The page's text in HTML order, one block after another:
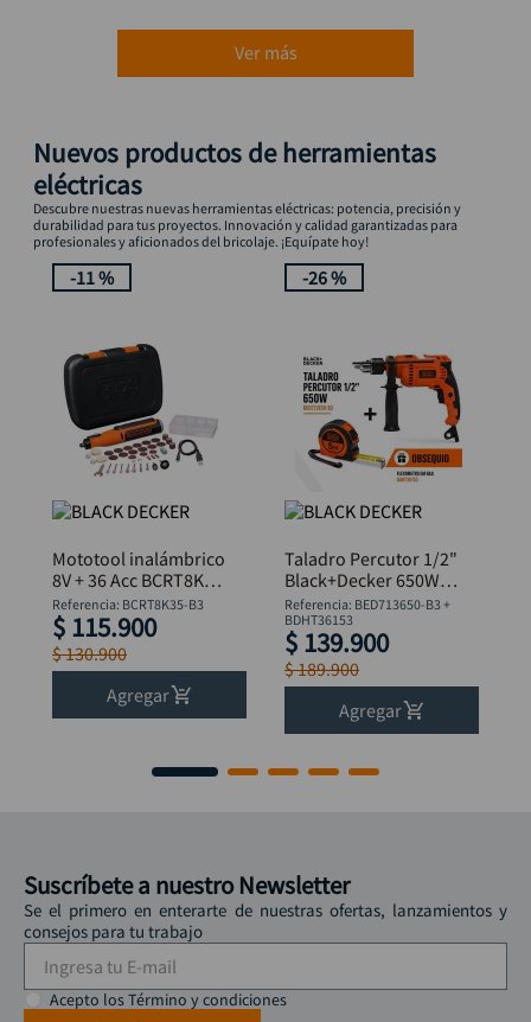
Ver más
Nuevos productos de herramientas
eléctricas
Descubre nuestras nuevas herramientas eléctricas: potencia, precisión y
durabilidad para tus proyectos. Innovación y calidad garantizadas para
profesionales y aficionados del bricolaje. ¡Equípate hoy!
-11 %
Mototool inalámbrico
8V + 36 Acc BCRT8K35
B&D
Referencia: BCRT8K35-B3
$ 115.900
$130.900
Agregar
-26 %
Taladro Percutor 1/2"
Black+Decker 650W
BED713650-B3 +
Flexómetro
Referencia: BED713650-B3 +
BDHT36153
$ 139.900
$189.900
Agregar
Suscríbete a nuestro Newsletter
Se el primero en enterarte de nuestras ofertas, lanzamientos y
consejos para tu trabajo
Acepto los Término y condiciones